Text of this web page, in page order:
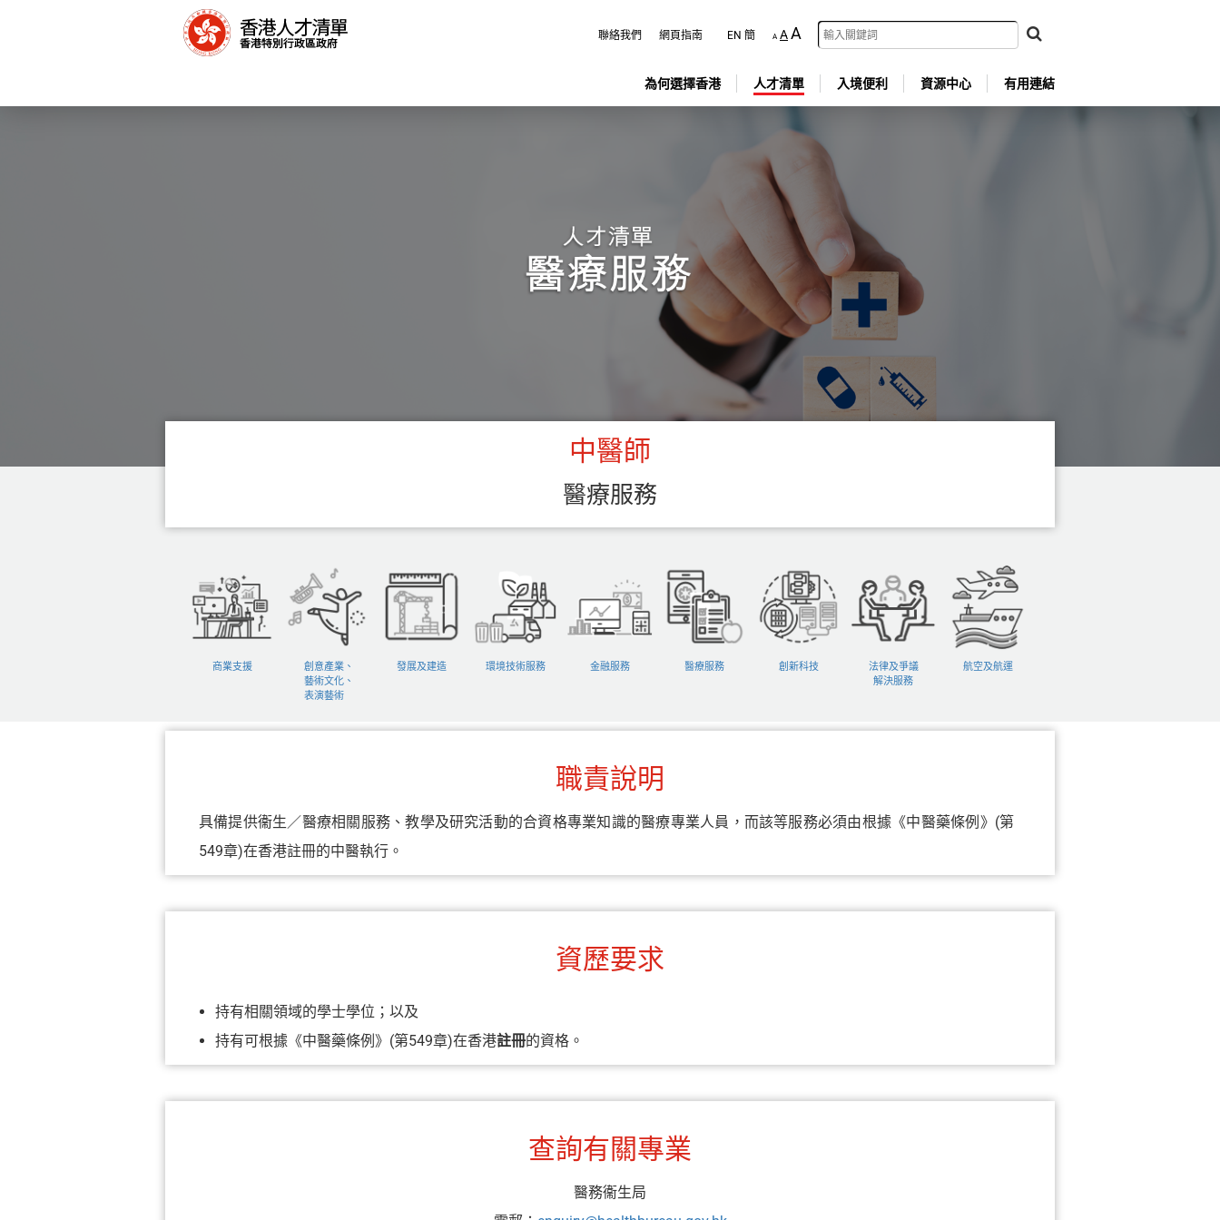
聯絡我們 網頁指南 EN 簡 A AA
為何選擇香港 人才清單 入境便利 資源中心 有用連結
中醫師
醫療服務
商業支援
創意產業、
藝術文化、
表演藝術
發展及建造 環境技術服務 金融服務 醫療服務 創新科技
法律及爭議
解決服務
航空及航運
職責說明
具備提供衞生／醫療相關服務、教學及研究活動的合資格專業知識的醫療專業人員，而該等服務必須由根據《中醫藥條例》(第
549章)在香港註冊的中醫執行。
資歷要求
持有相關領域的學士學位；以及
持有可根據《中醫藥條例》(第549章)在香港註冊的資格。
查詢有關專業
醫務衞生局